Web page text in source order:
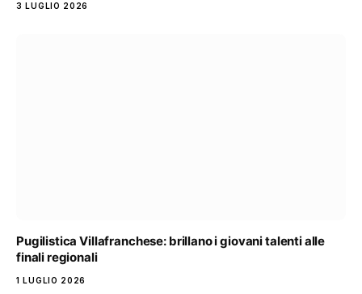
3 LUGLIO 2026
Pugilistica Villafranchese: brillano i giovani talenti alle
finali regionali
1 LUGLIO 2026